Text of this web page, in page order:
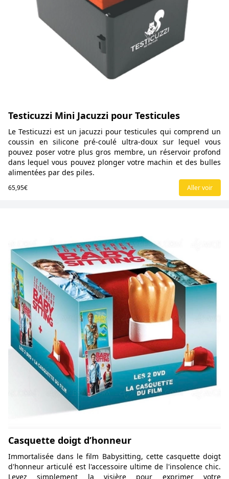
Testicuzzi Mini Jacuzzi pour Testicules
Le Testicuzzi est un jacuzzi pour testicules qui comprend un
coussin en silicone pré-coulé ultra-doux sur lequel vous
pouvez poser votre plus gros membre, un réservoir profond
dans lequel vous pouvez plonger votre machin et des bulles
alimentées par des piles.
65,95€ Aller voir
Casquette doigt d’honneur
Immortalisée dans le film Babysitting, cette casquette doigt
d'honneur articulé est l'accessoire ultime de l'insolence chic.
Levez simplement la visière pour exprimer votre